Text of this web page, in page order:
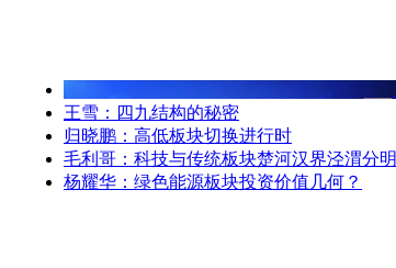
王雪：四九结构的秘密
归晓鹏：高低板块切换进行时
毛利哥：科技与传统板块楚河汉界泾渭分明
杨耀华：绿色能源板块投资价值几何？